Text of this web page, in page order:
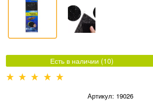
Есть в наличии (10)
Артикул: 19026